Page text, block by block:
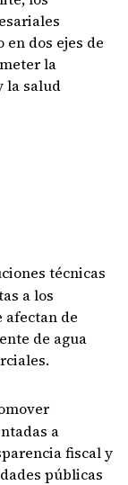
dos ejes de
la
la salud
técnicas
a los
de
de agua
a
fiscal y
públicas